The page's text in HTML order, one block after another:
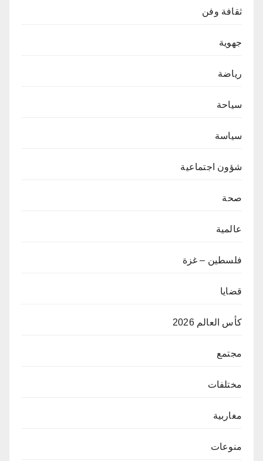
ثقافة وفن
جهوية
رياضة
سياحة
سياسة
شؤون اجتماعية
صحة
عالمية
فلسطين – غزة
قضايا
كأس العالم 2026
مجتمع
مختلفات
مغاربية
منوعات